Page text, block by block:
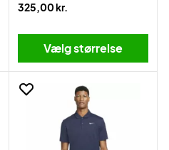
325,00 kr.
Vælg størrelse